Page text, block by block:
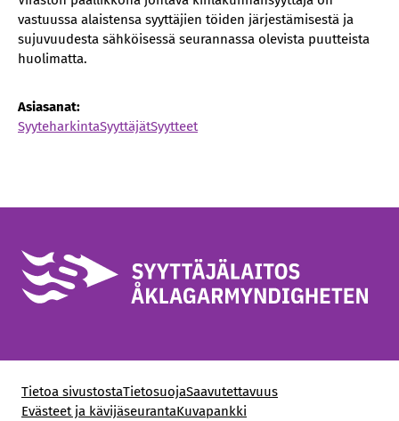
vastuussa alaistensa syyttäjien töiden järjestämisestä ja
sujuvuudesta sähköisessä seurannassa olevista puutteista
huolimatta.
Asiasanat:
SyyteharkintaSyyttäjätSyytteet
Tietoa sivustostaTietosuojaSaavutettavuus
Evästeet ja kävijäseurantaKuvapankki